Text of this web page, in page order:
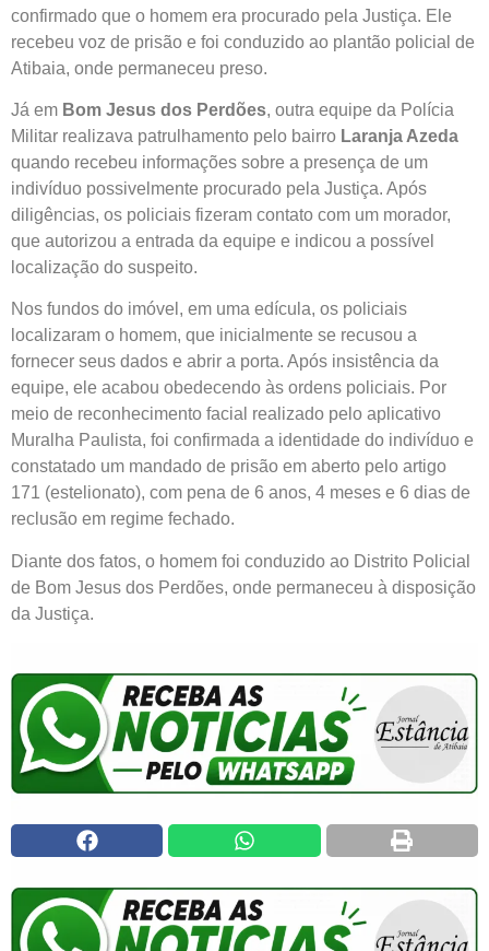
confirmado que o homem era procurado pela Justiça. Ele
recebeu voz de prisão e foi conduzido ao plantão policial de
Atibaia, onde permaneceu preso.
Já em Bom Jesus dos Perdões, outra equipe da Polícia
Militar realizava patrulhamento pelo bairro Laranja Azeda
quando recebeu informações sobre a presença de um
indivíduo possivelmente procurado pela Justiça. Após
diligências, os policiais fizeram contato com um morador,
que autorizou a entrada da equipe e indicou a possível
localização do suspeito.
Nos fundos do imóvel, em uma edícula, os policiais
localizaram o homem, que inicialmente se recusou a
fornecer seus dados e abrir a porta. Após insistência da
equipe, ele acabou obedecendo às ordens policiais. Por
meio de reconhecimento facial realizado pelo aplicativo
Muralha Paulista, foi confirmada a identidade do indivíduo e
constatado um mandado de prisão em aberto pelo artigo
171 (estelionato), com pena de 6 anos, 4 meses e 6 dias de
reclusão em regime fechado.
Diante dos fatos, o homem foi conduzido ao Distrito Policial
de Bom Jesus dos Perdões, onde permaneceu à disposição
da Justiça.